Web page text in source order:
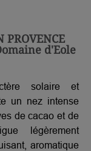
PROVENCE
d'Eole
solaire et
un nez intense
de cacao et de
légèrement
aromatique